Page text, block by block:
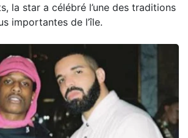
la star a célébré l’une des traditions
importantes de l’île.